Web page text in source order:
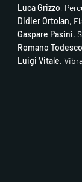
Luca Grizzo,
Didier Ortolan,
Gaspare Pasini,
Romano Todesco
Luigi Vitale,